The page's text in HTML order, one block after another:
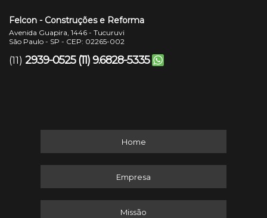
Felcon - Construções e Reforma
Avenida Guapira, 1446 - Tucuruvi
São Paulo - SP - CEP: 02265-002
(11) 2939-0525 (11) 9.6828-5335
Home
Empresa
Missão